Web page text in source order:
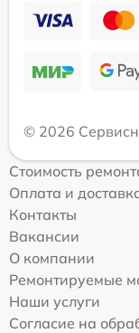
© 2026
Стоимость
Оплата и
Контакты
Вакансии
О компании
Ремонтируемые
Наши услуги
Согласие на